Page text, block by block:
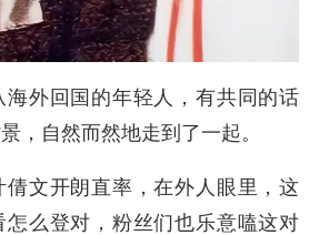
海外回国的年轻人，有共同的话
，自然而然地走到了一起。
倩文开朗直率，在外人眼里，这
怎么登对，粉丝们也乐意嗑这对